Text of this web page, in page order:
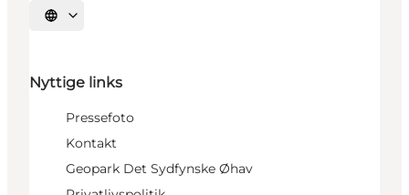
Vælg sprog
Nyttige links
Pressefoto
Kontakt
Geopark Det Sydfynske Øhav